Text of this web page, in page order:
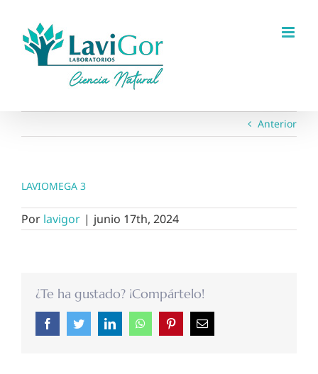
contenido
Anterior
LAVIOMEGA 3
Por lavigor | junio 17th, 2024
¿Te ha gustado? ¡Compártelo!
FacebookTwitterLinkedInWhatsAppPinterestCorreo
electrónico